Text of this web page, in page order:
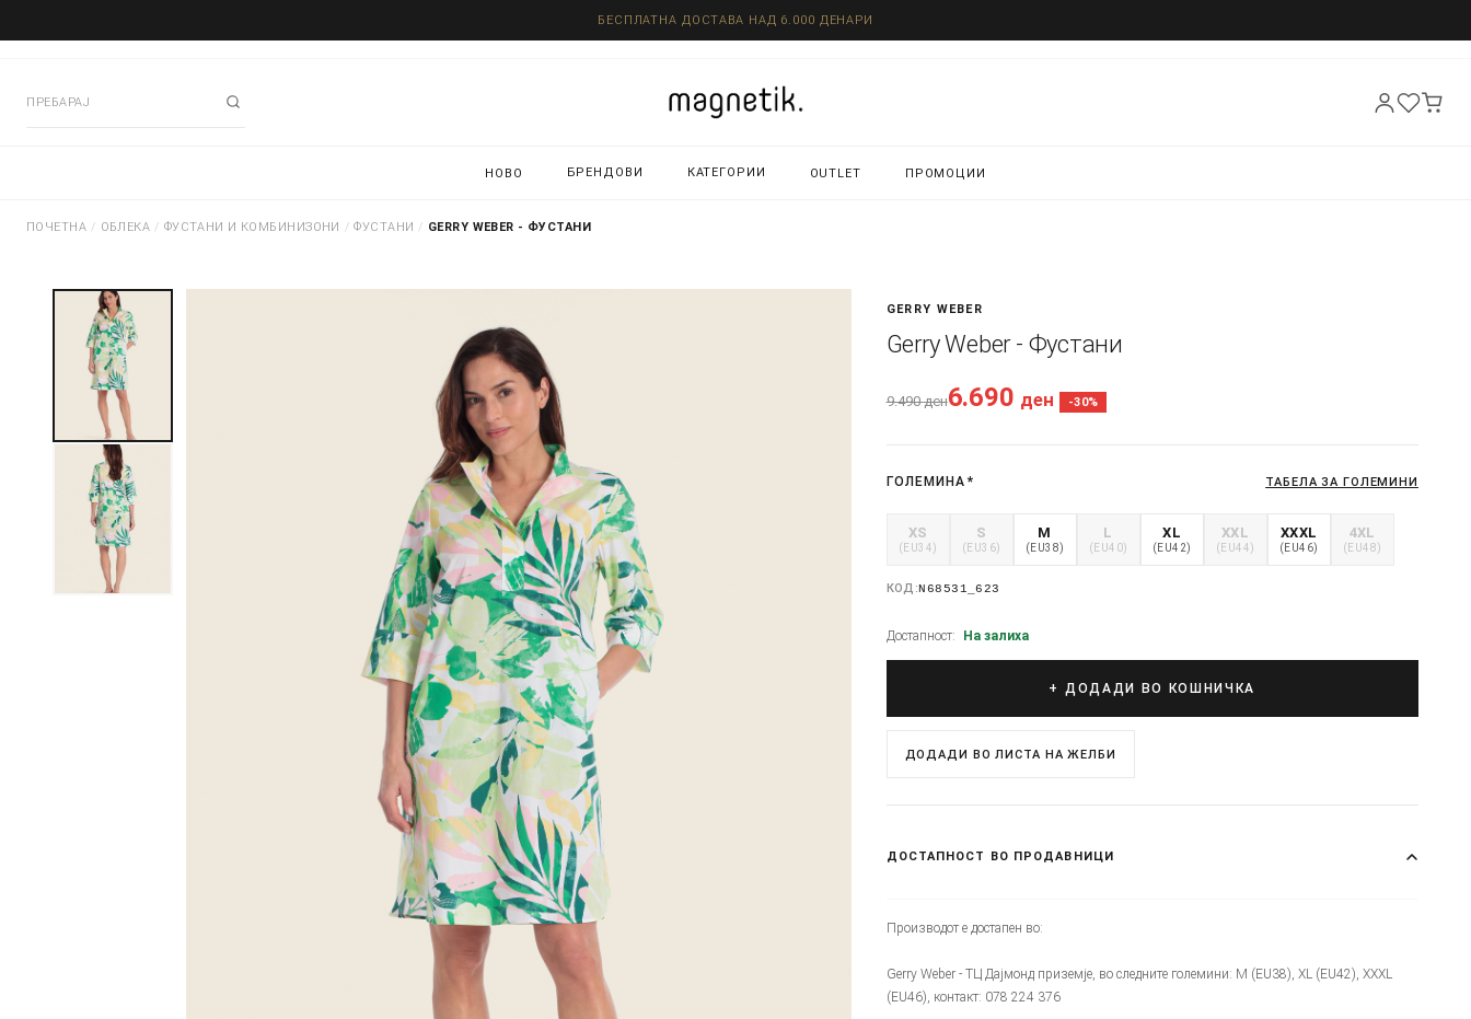
БЕСПЛАТНА ДОСТАВА НАД 6.000 ДЕНАРИ
НОВО БРЕНДОВИ КАТЕГОРИИ OUTLET ПРОМОЦИИ
ПОЧЕТНА / ОБЛЕКА / ФУСТАНИ И КОМБИНИЗОНИ / ФУСТАНИ / GERRY WEBER - ФУСТАНИ
GERRY WEBER
Gerry Weber - Фустани
9.490ден6.690 ден -30%
ГОЛЕМИНА * ТАБЕЛА ЗА ГОЛЕМИНИ
XS
(EU34)
S
(EU36)
M
(EU38)
L
(EU40)
XL
(EU42)
XXL
(EU44)
XXXL
(EU46)
4XL
(EU48)
КОД:N68531_623
Достапност: На залиха
+ ДОДАДИ ВО КОШНИЧКА
ДОДАДИ ВО ЛИСТА НА ЖЕЛБИ
ДОСТАПНОСТ ВО ПРОДАВНИЦИ
Производот е достапен во:
Gerry Weber - ТЦ Дајмонд приземје, во следните големини: M (EU38), XL (EU42), XXXL
(EU46), контакт: 078 224 376